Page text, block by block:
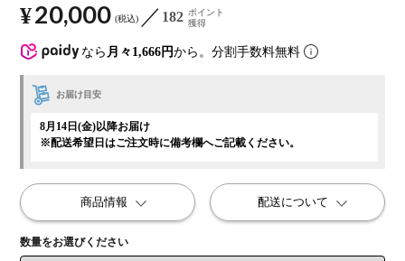
なら 月々1,666円から。分割手数料無料
¥20,000 税込 182 ポイント
獲得
お届け目安
8月14日(金)以降お届け
※配送希望日はご注文時に備考欄へご記載ください。
商品情報 配送について